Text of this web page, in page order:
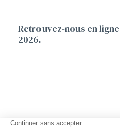
Retrouvez-nous en
2026.